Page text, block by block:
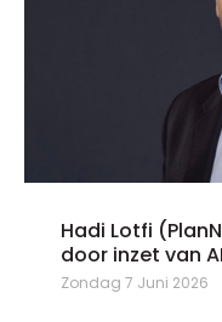
Hadi Lotfi
door inzet van
Zondag 7 Juni 2026